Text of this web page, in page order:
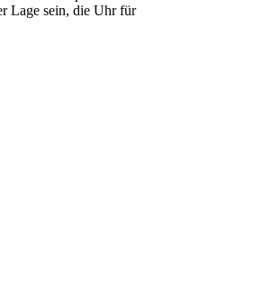
Lage sein, die Uhr für